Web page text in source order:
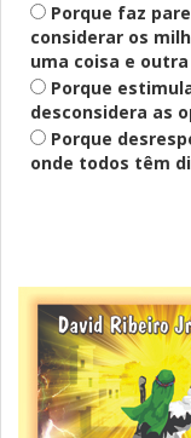
PT
ao
Porque faz
considerar os
uma coisa e outra
Porque
desconsidera as
Porque
onde todos têm